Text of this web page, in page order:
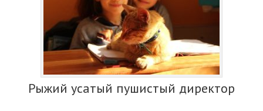
Рыжий усатый пушистый директор